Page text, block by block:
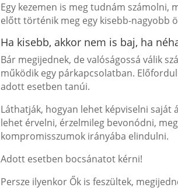
Egy kezemen is meg tudnám számolni,
előtt történik meg egy kisebb-nagyobb
Ha kisebb, akkor nem is baj, ha
Bár megijednek, de valóságossá válik
működik egy párkapcsolatban.
adott esetben tanúi.
Láthatják, hogyan lehet képviselni saját
lehet érvelni, érzelmileg bevonódni,
kompromisszumok irányába elindulni.
Adott esetben bocsánatot kérni!
Persze ilyenkor Ők is feszültek,